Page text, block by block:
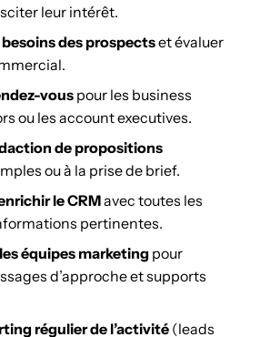
leur intérêt.
des prospectset évaluer
vous pour les business
ou les account executives.
de propositions
ou à la prise de brief.
le CRMavec toutes les
pertinentes.
équipes marketing pour
d’approche et supports
régulier de l’activité (leads